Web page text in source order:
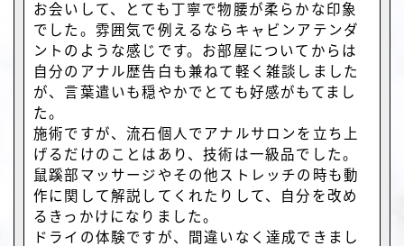
お会いして、とても丁寧で物腰が柔らかな印象
でした。雰囲気で例えるならキャビンアテンダ
ントのような感じです。お部屋についてからは
自分のアナル歴告白も兼ねて軽く雑談しました
が、言葉遣いも穏やかでとても好感がもてまし
た。
施術ですが、流石個人でアナルサロンを立ち上
げるだけのことはあり、技術は一級品でした。
鼠蹊部マッサージやその他ストレッチの時も動
作に関して解説してくれたりして、自分を改め
るきっかけになりました。
ドライの体験ですが、間違いなく達成できまし